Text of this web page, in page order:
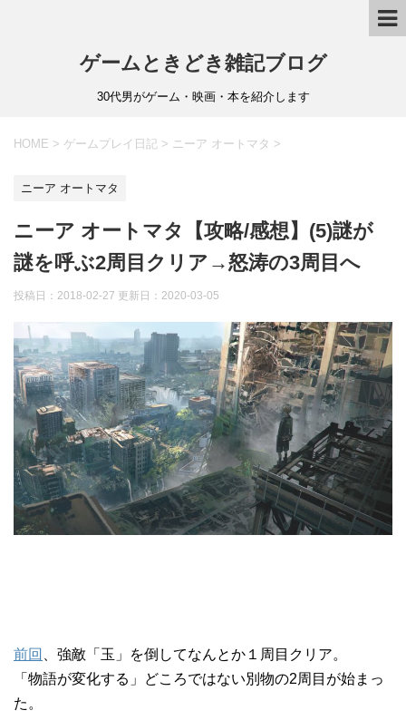
ゲームときどき雑記ブログ
30代男がゲーム・映画・本を紹介します
HOME > ゲームプレイ日記 > ニーア オートマタ >
ニーア オートマタ
ニーア オートマタ【攻略/感想】(5)謎が
謎を呼ぶ2周目クリア→怒涛の3周目へ
投稿日：2018-02-27 更新日： 2020-03-05
前回
、強敵「玉」を倒してなんとか１周目クリア。
「物語が変化する」どころではない別物の2周目が始まっ
た。